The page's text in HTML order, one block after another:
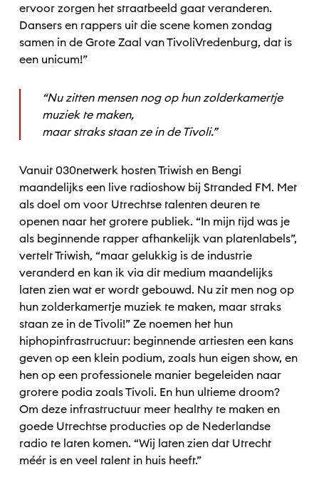
ervoor zorgen het straatbeeld gaat veranderen.
Dansers en rappers uit die scene komen zondag
samen in de Grote Zaal van TivoliVredenburg, dat is
een unicum!”
“Nu zitten mensen nog op hun zolderkamertje
muziek te maken,
maar straks staan ze in de Tivoli.”
Vanuit 030netwerk hosten Triwish en Bengi
maandelijks een live radioshow bij Stranded FM. Met
als doel om voor Utrechtse talenten deuren te
openen naar het grotere publiek. “In mijn tijd was je
als beginnende rapper afhankelijk van platenlabels”,
vertelt Triwish, “maar gelukkig is de industrie
veranderd en kan ik via dit medium maandelijks
laten zien wat er wordt gebouwd. Nu zit men nog op
hun zolderkamertje muziek te maken, maar straks
staan ze in de Tivoli!” Ze noemen het hun
hiphopinfrastructuur: beginnende artiesten een kans
geven op een klein podium, zoals hun eigen show, en
hen op een professionele manier begeleiden naar
grotere podia zoals Tivoli. En hun ultieme droom?
Om deze infrastructuur meer healthy te maken en
goede Utrechtse producties op de Nederlandse
radio te laten komen. “Wij laten zien dat Utrecht
méér is en veel talent in huis heeft.”